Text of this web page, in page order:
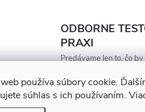
používa súbory cookie.
súhlas s ich používaním.
ODBORNE
PRAXI
Predávame len to, čo
vydržal, zarábal a